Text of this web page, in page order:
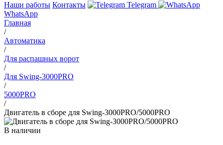
Наши работы Контакты
Telegram
WhatsApp
Главная
/
Автоматика
/
Для распашных ворот
/
Для Swing-3000PRO
/
5000PRO
/
Двигатель в сборе для Swing-3000PRO/5000PRO
В наличии